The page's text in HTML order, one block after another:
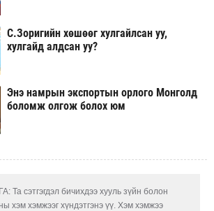
С.Зоригийн хөшөөг хулгайлсан уу,
хулгайд алдсан уу?
Энэ намрын экспортын орлого Монголд
боломж олгож болох юм
Та сэтгэгдэл бичихдээ хууль зүйн болон
хэм хэмжээг хүндэтгэнэ үү. Хэм хэмжээ